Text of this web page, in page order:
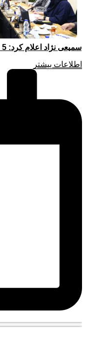
اطلاعات بیشتر